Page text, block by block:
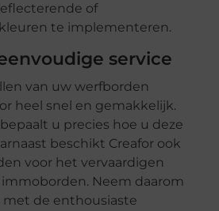
of
te implementeren.
service
van uw werfborden
heel snel en gemakkelijk.
u precies hoe u deze
beschikt Creafor ook
voor het vervaardigen
Neem daarom
de enthousiaste